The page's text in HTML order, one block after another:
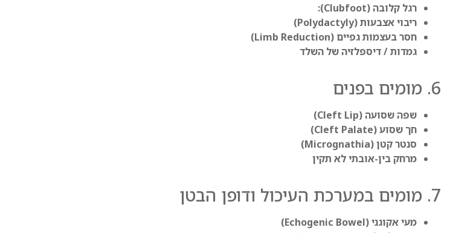
רגל קלובה (Clubfoot):
ריבוי אצבעות (Polydactyly)
חסר בעצמות גפיים (Limb Reduction)
גמדות / דיספלזיה של השלד
6. מומים בפנים
שפה שסועה (Cleft Lip)
חך שסוע (Cleft Palate)
סנטר קטן (Micrognathia)
מרחק בין-אובתי לא תקין
7. מומים במערכת העיכול ודופן הבטן
מעי אקוגני (Echogenic Bowel)